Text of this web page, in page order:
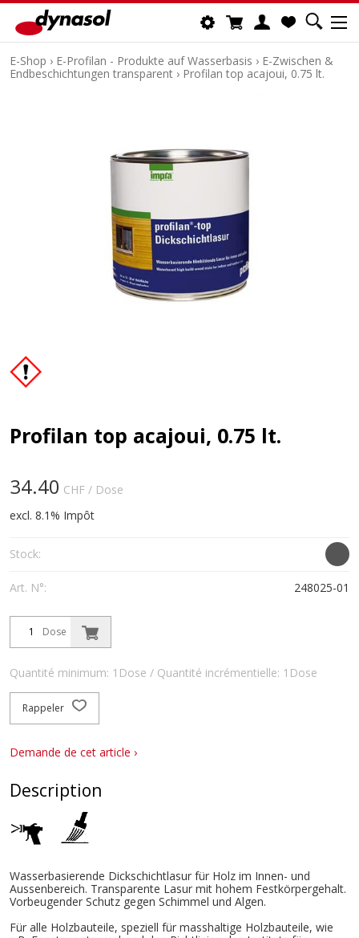
E-Shop › E-Profilan - Produkte auf Wasserbasis › E-Zwischen &
Endbeschichtungen transparent › Profilan top acajoui, 0.75 lt.
Profilan top acajoui, 0.75 lt.
34.40 CHF / Dose
excl. 8.1% Impôt
Stock:
Art. N°: 248025-01
Dose
Quantité minimum: 1Dose / Quantité incrémentielle: 1Dose
Rappeler
Demande de cet article ›
Description
Wasserbasierende Dickschichtlasur für Holz im Innen- und
Aussenbereich. Transparente Lasur mit hohem Festkörpergehalt.
Vorbeugender Schutz gegen Schimmel und Algen.
Für alle Holzbauteile, speziell für masshaltige Holzbauteile, wie